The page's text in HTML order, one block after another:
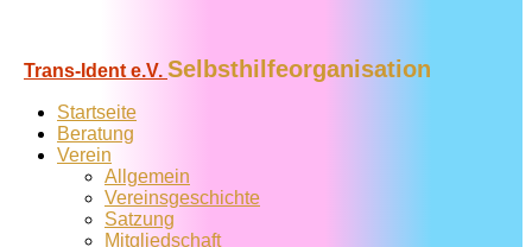
Trans-Ident e.V. Selbsthilfeorganisation
Startseite
Beratung
Verein
Allgemein
Vereins­geschichte
Satzung
Mitglied­schaft